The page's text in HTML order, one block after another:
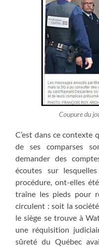
Coupure du
C’est dans ce contexte
de ses comparses
demander des
écoutes sur
procédure, ont-elles
traîne les pieds pour
circulent : soit la société
le siège se trouve à
une réquisition
sûreté du Québec